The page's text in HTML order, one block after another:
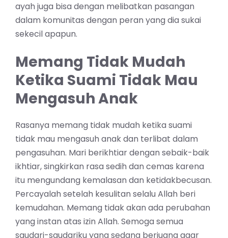
ayah juga bisa dengan melibatkan pasangan
dalam komunitas dengan peran yang dia sukai
sekecil apapun.
Memang Tidak Mudah
Ketika Suami Tidak Mau
Mengasuh Anak
Rasanya memang tidak mudah ketika suami
tidak mau mengasuh anak dan terlibat dalam
pengasuhan. Mari berikhtiar dengan sebaik-baik
ikhtiar, singkirkan rasa sedih dan cemas karena
itu mengundang kemalasan dan ketidakbecusan.
Percayalah setelah kesulitan selalu Allah beri
kemudahan. Memang tidak akan ada perubahan
yang instan atas izin Allah. Semoga semua
saudari-saudariku yang sedang berjuang agar